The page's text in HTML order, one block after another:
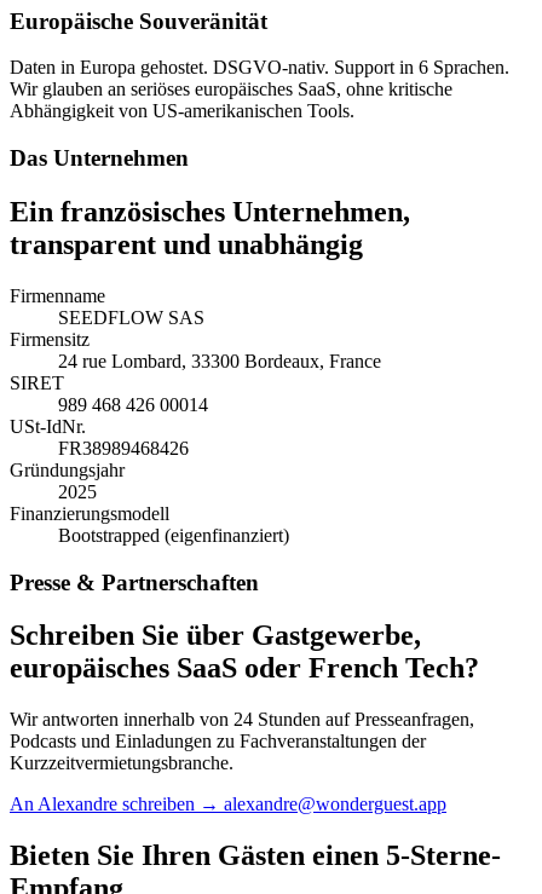
Europäische Souveränität
Daten in Europa gehostet. DSGVO-nativ. Support in 6 Sprachen.
Wir glauben an seriöses europäisches SaaS, ohne kritische
Abhängigkeit von US-amerikanischen Tools.
Das Unternehmen
Ein französisches Unternehmen,
transparent und unabhängig
Firmenname
SEEDFLOW SAS
Firmensitz
24 rue Lombard, 33300 Bordeaux, France
SIRET
989 468 426 00014
USt-IdNr.
FR38989468426
Gründungsjahr
2025
Finanzierungsmodell
Bootstrapped (eigenfinanziert)
Presse & Partnerschaften
Schreiben Sie über Gastgewerbe,
europäisches SaaS oder French Tech?
Wir antworten innerhalb von 24 Stunden auf Presseanfragen,
Podcasts und Einladungen zu Fachveranstaltungen der
Kurzzeitvermietungsbranche.
An Alexandre schreiben → alexandre@wonderguest.app
Bieten Sie Ihren Gästen einen 5-Sterne-